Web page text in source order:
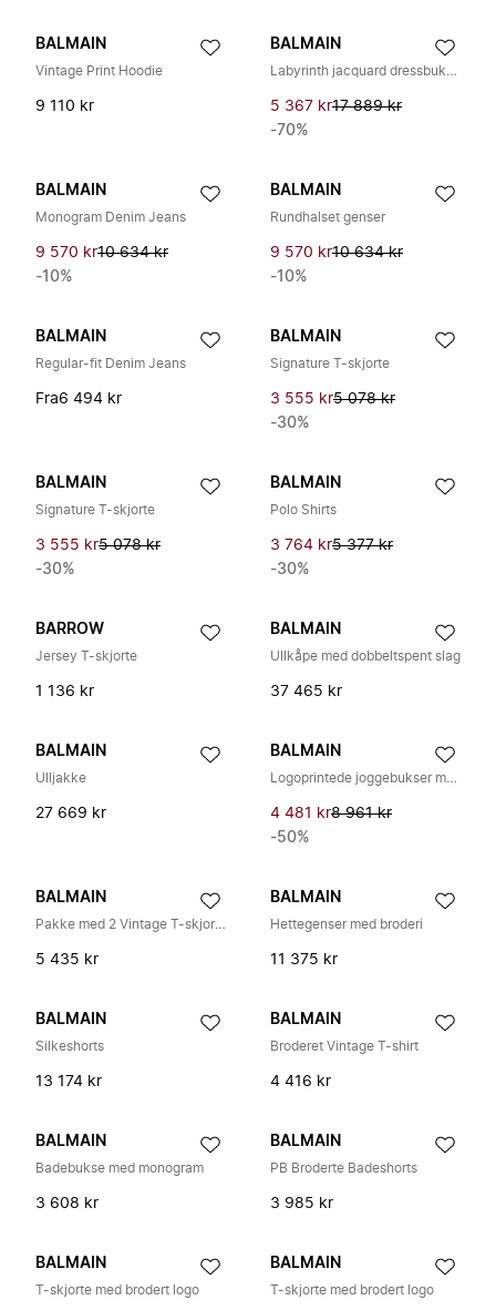
BALMAIN
Vintage Print Hoodie
9 110 kr
BALMAIN
Labyrinth jacquard dressbukser
5 367 kr17 889 kr
-70%
BALMAIN
Monogram Denim Jeans
9 570 kr10 634 kr
-10%
BALMAIN
Rundhalset genser
9 570 kr10 634 kr
-10%
BALMAIN
Regular-fit Denim Jeans
Fra6 494 kr
BALMAIN
Signature T-skjorte
3 555 kr5 078 kr
-30%
BALMAIN
Signature T-skjorte
3 555 kr5 078 kr
-30%
BALMAIN
Polo Shirts
3 764 kr5 377 kr
-30%
BARROW
Jersey T-skjorte
1 136 kr
BALMAIN
Ullkåpe med dobbeltspent slag
37 465 kr
BALMAIN
Ulljakke
27 669 kr
BALMAIN
Logoprintede joggebukser med snøring
4 481 kr8 961 kr
-50%
BALMAIN
Pakke med 2 Vintage T-skjorter
5 435 kr
BALMAIN
Hettegenser med broderi
11 375 kr
BALMAIN
Silkeshorts
13 174 kr
BALMAIN
Broderet Vintage T-shirt
4 416 kr
BALMAIN
Badebukse med monogram
3 608 kr
BALMAIN
PB Broderte Badeshorts
3 985 kr
BALMAIN
T-skjorte med brodert logo
BALMAIN
T-skjorte med brodert logo